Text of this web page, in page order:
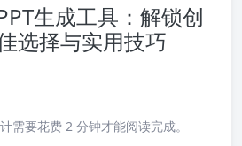
生成工具：解锁创
选择与实用技巧
需要花费 2 分钟才能阅读完成。